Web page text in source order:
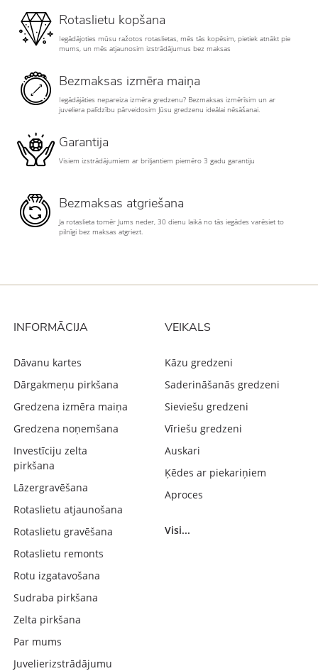
Rotaslietu kopšana
Iegādājoties mūsu ražotos rotaslietas, mēs tās kopēsim, pietiek atnākt pie
mums, un mēs atjaunosim izstrādājumus bez maksas
Bezmaksas izmēra maiņa
Iegādājāties nepareiza izmēra gredzenu? Bezmaksas izmērīsim un ar
juveliera palīdzību pārveidosim Jūsu gredzenu ideālai nēsāšanai.
Garantija
Visiem izstrādājumiem ar briljantiem piemēro 3 gadu garantiju
Bezmaksas atgriešana
Ja rotaslieta tomēr Jums neder, 30 dienu laikā no tās iegādes varēsiet to
pilnīgi bez maksas atgriezt.
INFORMĀCIJA
Dāvanu kartes
Dārgakmeņu pirkšana
Gredzena izmēra maiņa
Gredzena noņemšana
Investīciju zelta
pirkšana
Lāzergravēšana
Rotaslietu atjaunošana
Rotaslietu gravēšana
Rotaslietu remonts
Rotu izgatavošana
Sudraba pirkšana
Zelta pirkšana
Par mums
Juvelierizstrādājumu
VEIKALS
Kāzu gredzeni
Saderināšanās gredzeni
Sieviešu gredzeni
Vīriešu gredzeni
Auskari
Ķēdes ar piekariņiem
Aproces
Visi...